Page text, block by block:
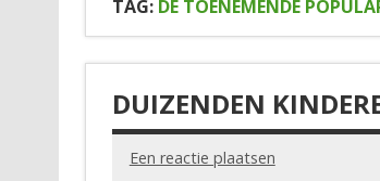
TAG: DE TOENEMENDE
DUIZENDEN
Een reactie plaatsen